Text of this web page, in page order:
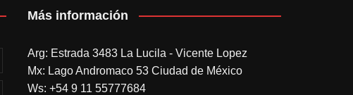
Más información
Arg: Estrada 3483 La Lucila - Vicente Lopez
Mx: Lago Andromaco 53 Ciudad de México
Ws: +54 9 11 55777684